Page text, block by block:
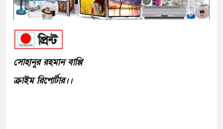
সোহানুর রহমান বাপ্পি
ক্রাইম রিপোর্টার।।